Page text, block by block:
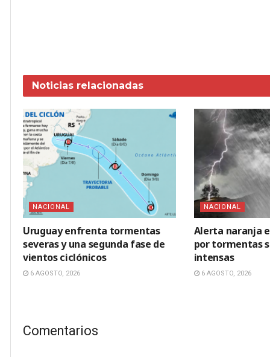
Noticias relacionadas
NACIONAL
Uruguay enfrenta tormentas
severas y una segunda fase de
vientos ciclónicos
6 AGOSTO, 2026
NACIONAL
Alerta naranja
por tormentas
intensas
6 AGOSTO, 2026
Comentarios